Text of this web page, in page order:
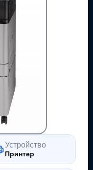
Устройство
Принтер